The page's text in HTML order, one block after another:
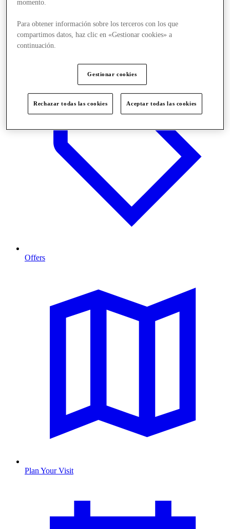
Stores
Offers
Plan Your Visit
momento.
Para obtener información sobre los terceros con los que
compartimos datos, haz clic en «Gestionar cookies» a
continuación.
Gestionar cookies
Rechazar todas las cookies Aceptar todas las cookies